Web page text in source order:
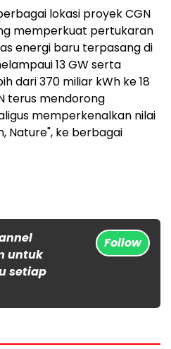
lokasi proyek CGN
memperkuat pertukaran
energi baru terpasang di
13 GW serta
dari 370 miliar kWh ke 18
terus mendorong
memperkenalkan nilai
Nature", ke berbagai
untuk
setiap
Follow